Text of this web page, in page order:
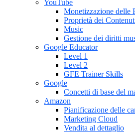
YouTube
Monetizzazione delle
Proprietà dei
Music
Gestione dei diritti
Google Educator
Level 1
Level 2
GFE Trainer Skills
Google
Concetti di base del
Amazon
Pianificazione delle
Marketing Cloud
Vendita al dettaglio